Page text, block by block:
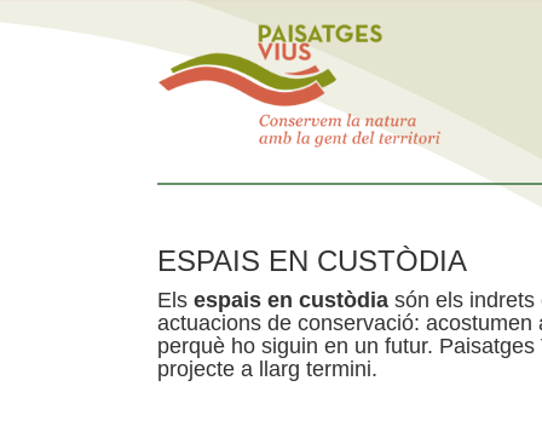
ESPAIS EN CUSTÒDIA
Els espais en custòdia són els indrets
actuacions de conservació:
perquè ho siguin en un futur.
projecte a llarg termini.